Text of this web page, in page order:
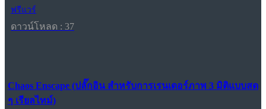
ฟรีแวร์
ดาวน์โหลด : 37
Chaos Enscape (ปลั๊กอิน สำหรับการเรนเดอร์ภาพ 3 มิติแบบสด
ๆ เรียลไทม์)